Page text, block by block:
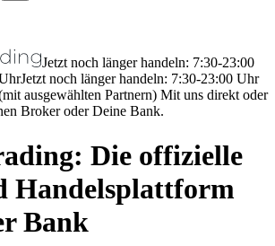
Jetzt noch länger handeln: 7:30-23:00
Jetzt noch länger handeln: 7:30-23:00 Uhr
ausgewählten Partnern) Mit uns direkt oder
Broker oder Deine Bank.
Die offizielle
Handelsplattform
Bank